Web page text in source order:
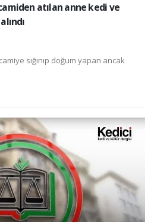
atılan anne kedi ve
sığınıp doğum yapan ancak